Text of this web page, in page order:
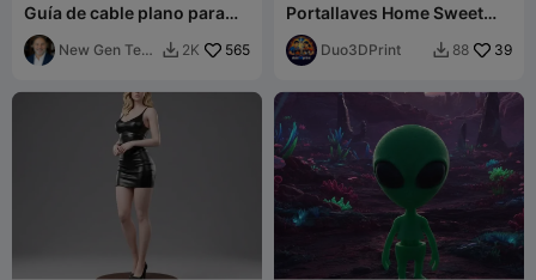
Guía de cable plano para
Creality Ender-3 V3 KE y SE
New Gen Tech
 2K 565
Portallaves Home Sweet
Home – Organizador de
pared premium
Duo3DPrint  88 39